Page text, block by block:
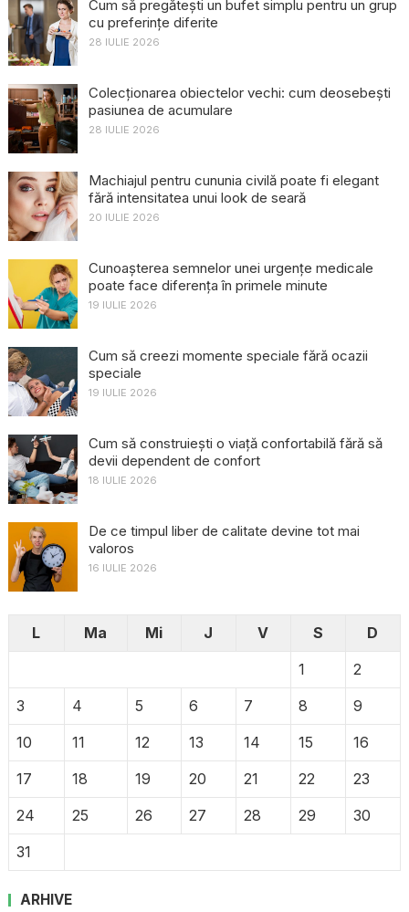
Cum să pregătești un bufet simplu pentru un grup
cu preferințe diferite
28 IULIE 2026
Colecționarea obiectelor vechi: cum deosebești
pasiunea de acumulare
28 IULIE 2026
Machiajul pentru cununia civilă poate fi elegant
fără intensitatea unui look de seară
20 IULIE 2026
Cunoașterea semnelor unei urgențe medicale
poate face diferența în primele minute
19 IULIE 2026
Cum să creezi momente speciale fără ocazii
speciale
19 IULIE 2026
Cum să construiești o viață confortabilă fără să
devii dependent de confort
18 IULIE 2026
De ce timpul liber de calitate devine tot mai
valoros
16 IULIE 2026
L Ma Mi J V S
D
1
2
3
4 5 6 7 8
9
10
11 12 13 14 15
16
17
18 19 20 21 22
23
24
25 26 27 28 29
30
31
ARHIVE